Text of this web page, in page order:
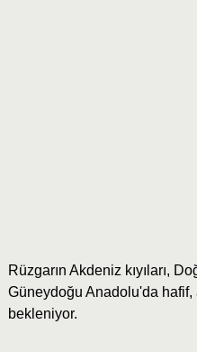
Rüzgarın Akdeniz kıyıları,
Güneydoğu Anadolu'da hafif,
bekleniyor.